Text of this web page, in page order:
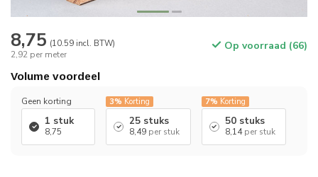
8,75 (10.59 incl. BTW)
2,92 per meter
Op voorraad (66)
Volume voordeel
Geen korting
1 stuk
8,75
3% Korting
25 stuks
8,49 per stuk
7% Korting
50 stuks
8,14 per stuk